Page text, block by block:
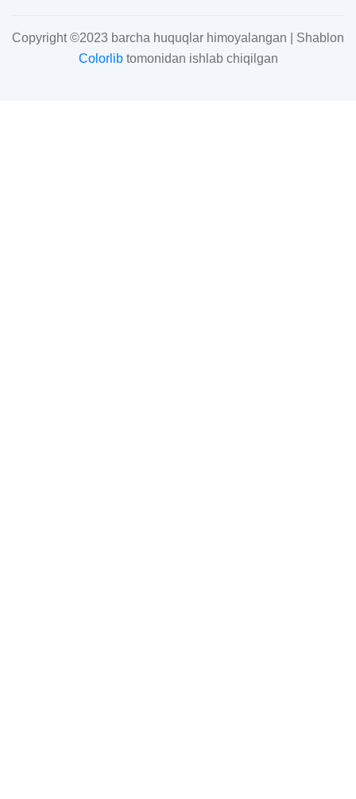
Copyright ©2023 barcha huquqlar himoyalangan | Shablon
Colorlibtomonidan ishlab chiqilgan